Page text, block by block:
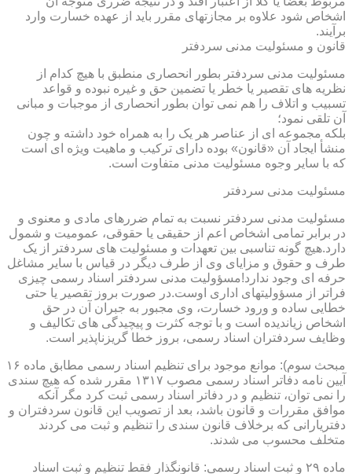
اشخاص شود علاوه بر مجازتهای مقرر باید از عهده خسارت وارد
برآیند.
قانون و مسئولیت مدنی سردفتر
مسئولیت مدنی سردفتر بطور انحصاری منطبق با هیچ کدام از
نظریه های تقصیر یا خطر یا تضمین حق و غیره نبوده و قواعد
تسبیب و اتلاف را هم نمی توان بطور انحصاری از موجبات و مبانی
آن تلقی نمود؛
بلکه مجموعه ای از عناصر هر یک را به همراه خود داشته و چون
منشأ ایجاد آن «قانون» بوده دارای ترکیب و ماهیت ویژه ای است
که با سایر وجوه مسئولیت مدنی متفاوت است.
مسئولیت مدنی سردفتر
مسئولیت مدنی سردفتر نسبت به تمام ضررهای مادی و معنوی و
در برابر تمامی اشخاص اعم از حقیقی یا حقوقی، عمومیت و شمول
دارد.هیچ گونه تناسبی بین تعهدات و مسئولیت های سردفتر از یک
طرف و حقوق و مزایای وی از طرف دیگر در قیاس با سایر مشاغل
حرفه ای وجود ندارد!مسؤولیت مدنی سردفتر اسناد رسمی چیزی
فراتر از مسؤولیتهای اداری اوست.در صورت بروز تقصیر یا حتی
خطایی ساده و ورود خسارت، وی مجبور به جبران آن در حق
اشخاص زیاندیده است و با توجه کثرت و پیچیدگی های تکالیف و
وظایف سردفتران اسناد رسمی، بروز خطا گریزناپذیر است.
مبحث سوم): موانع موجود برای تنظیم اسناد رسمی مطابق ماده ۱۶
آیین نامه دفاتر اسناد رسمی مصوب ۱۳۱۷ مقرر شده که هیچ سندی
را نمی توان، تنظیم و در دفاتر اسناد رسمی ثبت کرد مگر آنکه
موافق مقررات و قانون باشد، بعد از تصویب این قانون سردفتران و
دفتریارانی که برخلاف قانون سندی را تنظیم و ثبت می کردند
متخلف محسوب می شدند.
ماده ۲۹ و ثبت اسناد رسمی: قانونگذار فقط تنظیم و ثبت اسناد